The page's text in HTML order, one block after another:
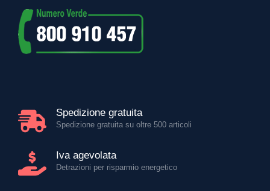
Spedizione gratuita
Spedizione gratuita su oltre 500 articoli
Iva agevolata
Detrazioni per risparmio energetico